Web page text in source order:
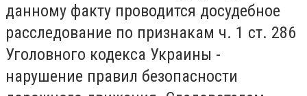
данному факту проводится досудебное
расследование по признакам ч. 1 ст. 286
Уголовного кодекса Украины -
нарушение правил безопасности